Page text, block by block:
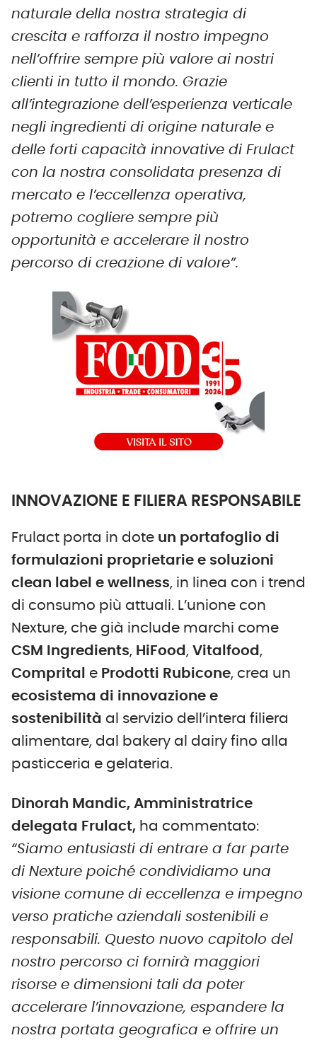
naturale della nostra strategia di
crescita e rafforza il nostro impegno
nell’offrire sempre più valore ai nostri
clienti in tutto il mondo. Grazie
all’integrazione dell’esperienza verticale
negli ingredienti di origine naturale e
delle forti capacità innovative di Frulact
con la nostra consolidata presenza di
mercato e l’eccellenza operativa,
potremo cogliere sempre più
opportunità e accelerare il nostro
percorso di creazione di valore”.
INNOVAZIONE E FILIERA RESPONSABILE
Frulact porta in dote un portafoglio di
formulazioni proprietarie e soluzioni
clean label e wellness, in linea con i trend
di consumo più attuali. L’unione con
Nexture, che già include marchi come
CSM Ingredients, HiFood , Vitalfood ,
Comprital
e Prodotti Rubicone, crea un
ecosistema di innovazione e
sostenibilità al servizio dell’intera filiera
alimentare, dal bakery al dairy fino alla
pasticceria e gelateria.
Dinorah Mandic, Amministratrice
delegata Frulact, ha commentato:
“Siamo entusiasti di entrare a far parte
di Nexture poiché condividiamo una
visione comune di eccellenza e impegno
verso pratiche aziendali sostenibili e
responsabili. Questo nuovo capitolo del
nostro percorso ci fornirà maggiori
risorse e dimensioni tali da poter
accelerare l’innovazione, espandere la
nostra portata geografica e offrire un